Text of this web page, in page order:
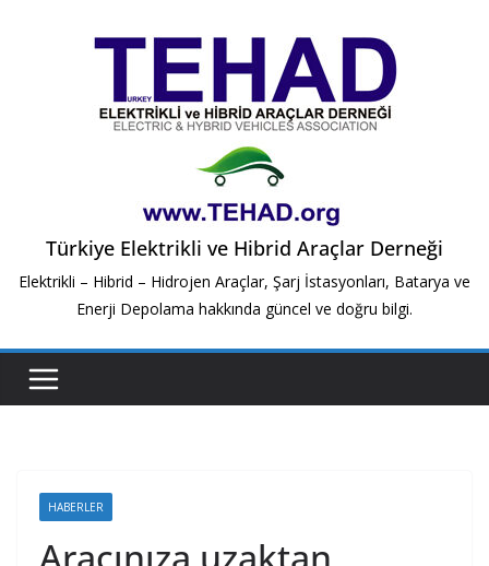
Türkiye Elektrikli ve Hibrid Araçlar Derneği
Elektrikli – Hibrid – Hidrojen Araçlar, Şarj İstasyonları, Batarya ve
Enerji Depolama hakkında güncel ve doğru bilgi.
HABERLER